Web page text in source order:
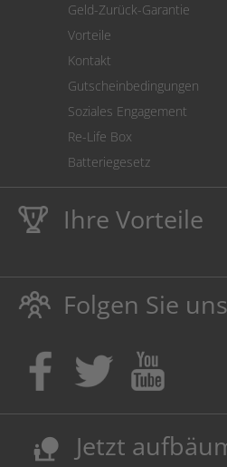
Geld-Zurück-Garantie
Vorteile
Kontakt
Gutscheinbedingungen
Soziales Engagement
Re-Life Box
Batteriegesetz
Ihre Vorteile
LebenslangeHausmarke
schützt auch Ihren Drucker.
Umweltfreundlich dadurch
Kaufen Sie Tinte & Toner
Ausbildungsplatz bekommen!
Kosten senken, Ressourcen
Folgen Sie uns
nature_people Jetzt